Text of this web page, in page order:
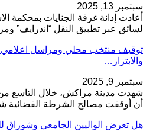
سبتمبر 13, 2025
أعادت إدانة غرفة الجنايات بمحكمة
لسائق عبر تطبيق النقل “اندرايف”
توقيف منتخب محلي ومراسل اعلامي
والابتزاز…
سبتمبر 9, 2025
شهدت مدينة مراكش، خلال التاسع من
أن أوقفت مصالح الشرطة
هل تعرض الواليين الجامعي وشوراق